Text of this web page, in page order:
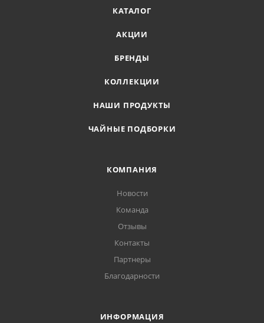
КАТАЛОГ
АКЦИИ
БРЕНДЫ
КОЛЛЕКЦИИ
НАШИ ПРОДУКТЫ
ЧАЙНЫЕ ПОДБОРКИ
КОМПАНИЯ
Новости
Команда
Отзывы
Контакты
Партнеры
Благодарности
ИНФОРМАЦИЯ